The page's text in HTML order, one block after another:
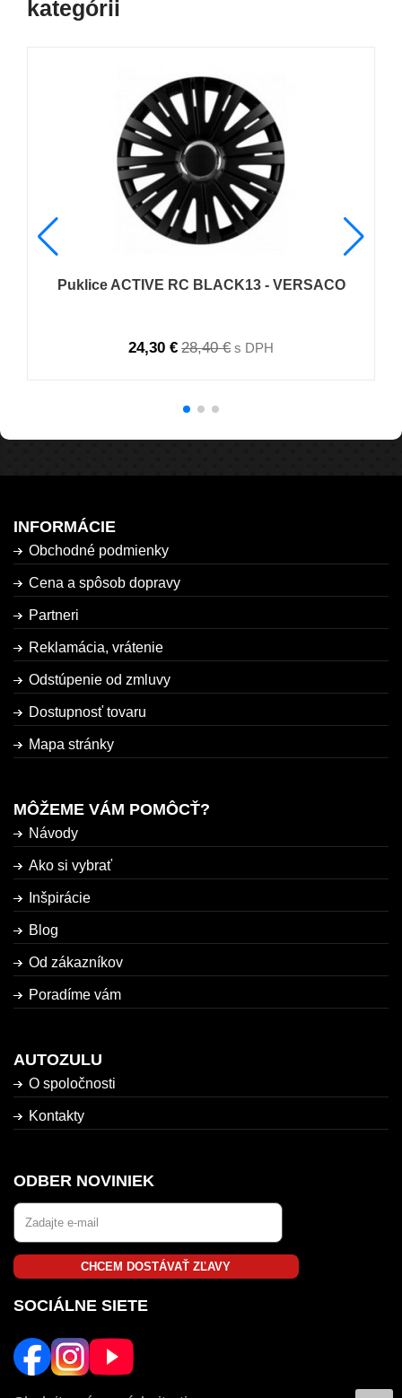
kategórii
Puklice ACTIVE RC BLACK13 - VERSACO
24,30 € 28,40 € s DPH
INFORMÁCIE
Obchodné podmienky
Cena a spôsob dopravy
Partneri
Reklamácia, vrátenie
Odstúpenie od zmluvy
Dostupnosť tovaru
Mapa stránky
MÔŽEME VÁM POMÔCŤ?
Návody
Ako si vybrať
Inšpirácie
Blog
Od zákazníkov
Poradíme vám
AUTOZULU
O spoločnosti
Kontakty
ODBER NOVINIEK
CHCEM DOSTÁVAŤ ZĽAVY
SOCIÁLNE SIETE